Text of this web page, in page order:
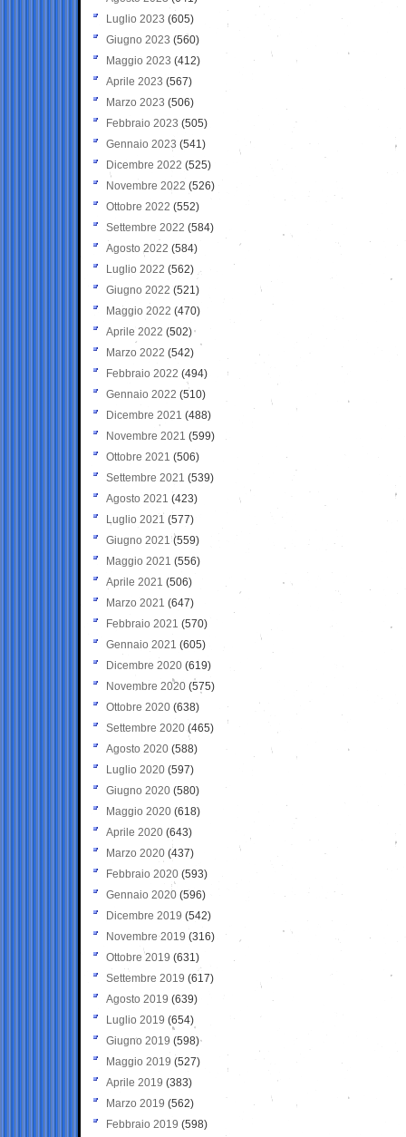
Luglio 2023 (605)
Giugno 2023 (560)
Maggio 2023 (412)
Aprile 2023 (567)
Marzo 2023 (506)
Febbraio 2023 (505)
Gennaio 2023 (541)
Dicembre 2022 (525)
Novembre 2022 (526)
Ottobre 2022 (552)
Settembre 2022 (584)
Agosto 2022 (584)
Luglio 2022 (562)
Giugno 2022 (521)
Maggio 2022 (470)
Aprile 2022 (502)
Marzo 2022 (542)
Febbraio 2022 (494)
Gennaio 2022 (510)
Dicembre 2021 (488)
Novembre 2021 (599)
Ottobre 2021 (506)
Settembre 2021 (539)
Agosto 2021 (423)
Luglio 2021 (577)
Giugno 2021(559)
Maggio 2021 (556)
Aprile 2021 (506)
Marzo 2021 (647)
Febbraio 2021 (570)
Gennaio 2021 (605)
Dicembre 2020 (619)
Novembre 2020 (575)
Ottobre 2020 (638)
Settembre 2020(465)
Agosto 2020 (588)
Luglio 2020 (597)
Giugno 2020 (580)
Maggio 2020 (618)
Aprile 2020 (643)
Marzo 2020 (437)
Febbraio 2020 (593)
Gennaio 2020 (596)
Dicembre 2019 (542)
Novembre 2019 (316)
Ottobre 2019 (631)
Settembre 2019 (617)
Agosto 2019 (639)
Luglio 2019 (654)
Giugno 2019 (598)
Maggio 2019 (527)
Aprile 2019 (383)
Marzo 2019 (562)
Febbraio 2019 (598)